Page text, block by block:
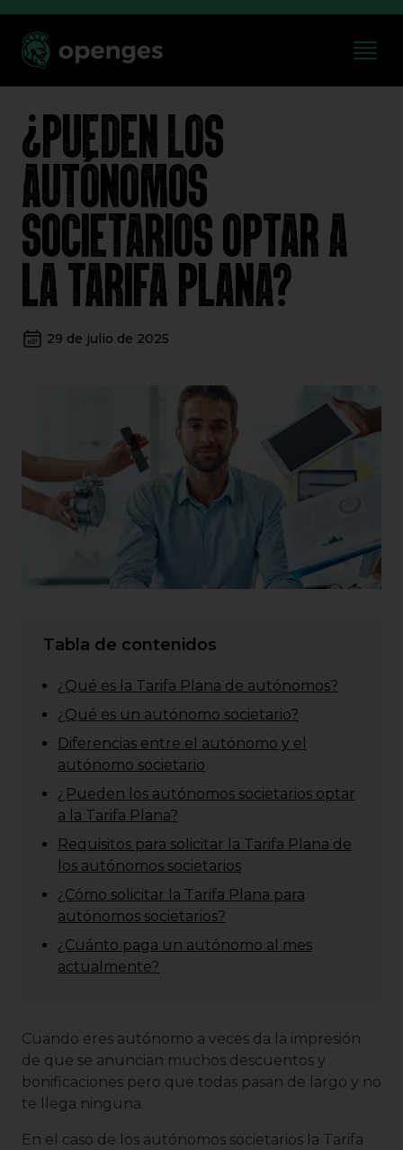
¿PUEDEN LOS
AUTÓNOMOS
SOCIETARIOS OPTAR A
LA TARIFA PLANA?
29 de julio de 2025
Tabla de contenidos
¿Qué es la Tarifa Plana de autónomos?
¿Qué es un autónomo societario?
Diferencias entre el autónomo y el
autónomo societario
¿Pueden los autónomos societarios optar
a la Tarifa Plana?
Requisitos para solicitar la Tarifa Plana de
los autónomos societarios
¿Cómo solicitar la Tarifa Plana para
autónomos societarios?
¿Cuánto paga un autónomo al mes
actualmente?
Cuando eres autónomo a veces da la impresión
de que se anuncian muchos descuentos y
bonificaciones pero que todas pasan de largo y no
te llega ninguna.
En el caso de los autónomos societarios la Tarifa